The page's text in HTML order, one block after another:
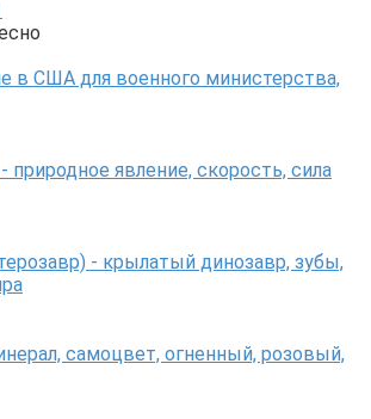
в США для военного министерства,
природное явление, скорость, сила
- крылатый динозавр, зубы,
самоцвет, огненный, розовый,